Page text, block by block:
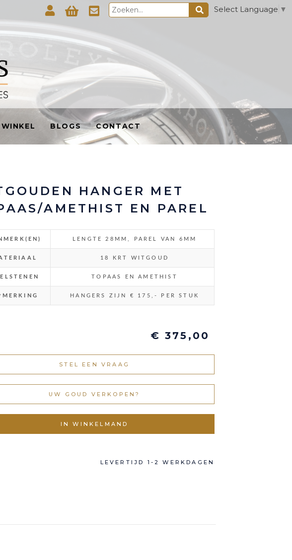
Select Language ▼
WINKEL BLOGS CONTACT
HANGER MET
AMETHIST EN PAREL
LENGTE 28MM, PAREL VAN 6MM
18 KRT WITGOUD
TOPAAS EN AMETHIST
HANGERS ZIJN € 175,- PER STUK
€ 375,00
STEL EEN VRAAG
UW GOUD VERKOPEN?
LEVERTIJD 1-2 WERKDAGEN